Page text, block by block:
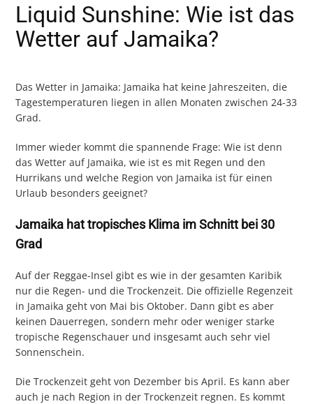
Liquid Sunshine: Wie ist das
Wetter auf Jamaika?
Das Wetter in Jamaika: Jamaika hat keine Jahreszeiten, die
Tagestemperaturen liegen in allen Monaten zwischen 24-33
Grad.
Immer wieder kommt die spannende Frage: Wie ist denn
das Wetter auf Jamaika, wie ist es mit Regen und den
Hurrikans und welche Region von Jamaika ist für einen
Urlaub besonders geeignet?
Jamaika hat tropisches Klima im Schnitt bei 30
Grad
Auf der Reggae-Insel gibt es wie in der gesamten Karibik
nur die Regen- und die Trockenzeit. Die offizielle Regenzeit
in Jamaika geht von Mai bis Oktober. Dann gibt es aber
keinen Dauerregen, sondern mehr oder weniger starke
tropische Regenschauer und insgesamt auch sehr viel
Sonnenschein.
Die Trockenzeit geht von Dezember bis April. Es kann aber
auch je nach Region in der Trockenzeit regnen. Es kommt